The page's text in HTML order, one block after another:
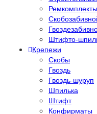
Ремкомплекты
Штифто-
Крепежи
Скобы
Гвоздь
Гвоздь-шуруп
Шпилька
Штифт
Конфирматы